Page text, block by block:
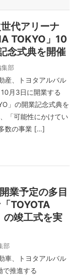
代アリーナ
TOKYO」10
念式典を開催
集部
産、トヨタアルバル
月3日に開業する
」の開業記念式典を
「可能性にかけてい
数の事業 […]
業予定の多目
TOYOTA
の竣工式を実
部
車、トヨタアルバル
で推進する